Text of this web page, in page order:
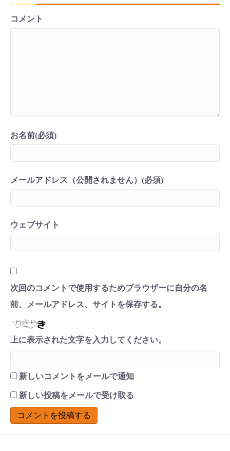
コメント
お名前(必須)
メールアドレス（公開されません）(必須)
ウェブサイト
次回のコメントで使用するためブラウザーに自分の名
前、メールアドレス、サイトを保存する。
上に表示された文字を入力してください。
新しいコメントをメールで通知
新しい投稿をメールで受け取る